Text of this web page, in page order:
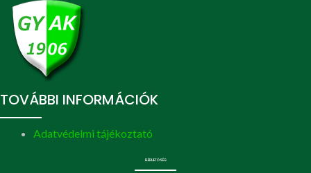
TOVÁBBI INFORMÁCIÓK
Adatvédelmi tájékoztató
ELÉRHETŐSÉG